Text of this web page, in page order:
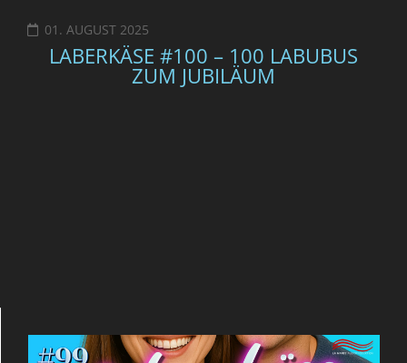
01. AUGUST 2025
LABERKÄSE #100 – 100 LABUBUS
ZUM JUBILÄUM